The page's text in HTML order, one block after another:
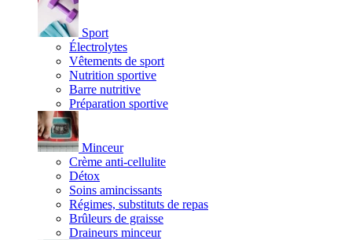
Sport
Électrolytes
Vêtements de sport
Nutrition sportive
Barre nutritive
Préparation sportive
Minceur
Crème anti-cellulite
Détox
Soins amincissants
Régimes, substituts de repas
Brûleurs de graisse
Draineurs minceur